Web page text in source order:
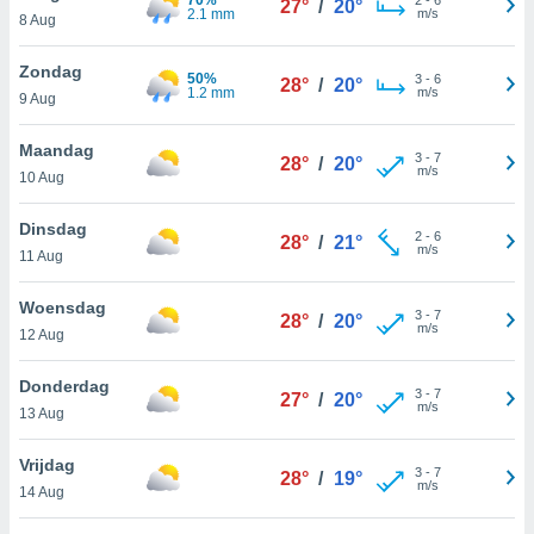
zien. U
en kunt
op elk
te klikken
onder
van
dat geval
u dat
die
8 Aug
2.1 mm
27° / 20°
m/s
Zondag
9 Aug
50%
1.2 mm
28° / 20° 3- 6
m/s
Maandag
10 Aug
28° / 20° 3- 7
m/s
Dinsdag
11 Aug
28° / 21° 2- 6
m/s
Woensdag
12 Aug
28° / 20° 3- 7
m/s
Donderdag
13 Aug
27° / 20° 3- 7
m/s
Vrijdag
14 Aug
28° / 19° 3- 7
m/s